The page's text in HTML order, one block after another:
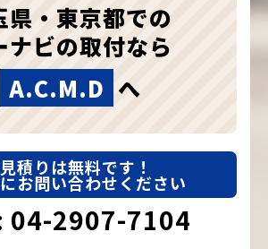
県・東京都での
ナビの取付なら
A.C.M.D へ
積りは無料です！
お問い合わせください
04-2907-7104